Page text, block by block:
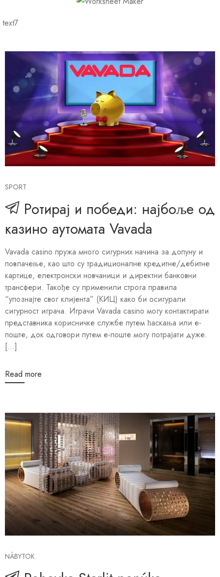
text7
SPORT
Ротирај и победи: најбоље од
казино аутомата Vavada
Vavada casino пружа много сигурних начина за допуну и
повлачење, као што су традиционалне кредитне/дебитне
картице, електронски новчаници и директни банковни
трансфери. Такође су применили строга правила
“упознајте свог клијента” (КИЦ) како би осигурали
сигурност играча. Играчи Vavada casino могу контактирати
представника корисничке службе путем ћаскања или е-
поште, док одговори путем е-поште могу потрајати дуже.
[...]
Read more
NÁBYTOK